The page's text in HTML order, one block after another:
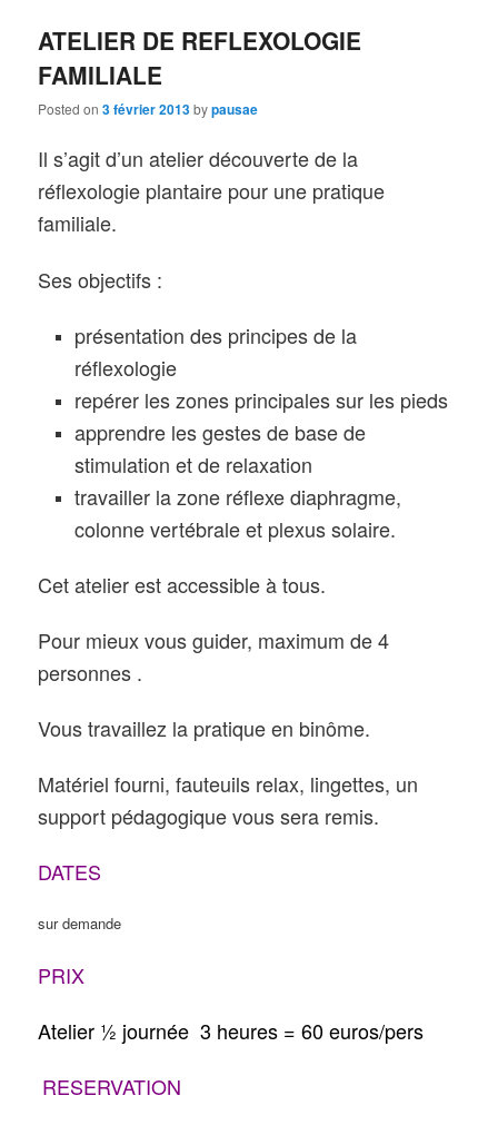
ATELIER DE REFLEXOLOGIE
FAMILIALE
Posted on3 février 2013bypausae
Il s’agit d’un atelier découverte de la
réflexologie plantaire pour une pratique
familiale.
Ses objectifs :
présentation des principes de la
réflexologie
repérer les zones principales sur les pieds
apprendre les gestes de base de
stimulation et de relaxation
travailler la zone réflexe diaphragme,
colonne vertébrale et plexus solaire.
Cet atelier est accessible à tous.
Pour mieux vous guider, maximum de 4
personnes .
Vous travaillez la pratique en binôme.
Matériel fourni, fauteuils relax, lingettes, un
support pédagogique vous sera remis.
DATES
sur demande
PRIX
Atelier ½ journée 3 heures = 60 euros/pers
RESERVATION